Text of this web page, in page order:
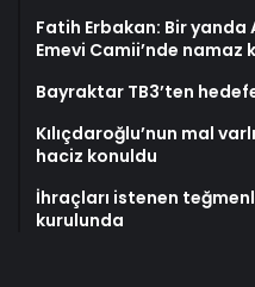
Fatih Erbakan: Bir yanda
Emevi Camii’nde namaz
Bayraktar TB3’ten
Kılıçdaroğlu’nun mal
haciz konuldu
İhraçları istenen
kurulunda